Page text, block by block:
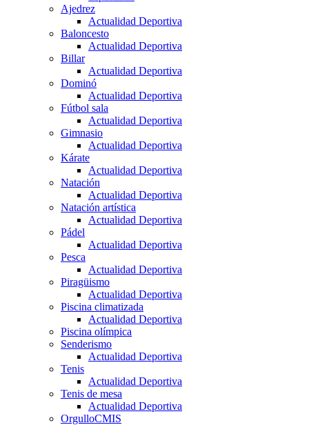
Ajedrez
Actualidad Deportiva
Baloncesto
Actualidad Deportiva
Billar
Actualidad Deportiva
Dominó
Actualidad Deportiva
Fútbol sala
Actualidad Deportiva
Gimnasio
Actualidad Deportiva
Kárate
Actualidad Deportiva
Natación
Actualidad Deportiva
Natación artística
Actualidad Deportiva
Pádel
Actualidad Deportiva
Pesca
Actualidad Deportiva
Piragüismo
Actualidad Deportiva
Piscina climatizada
Actualidad Deportiva
Piscina olímpica
Senderismo
Actualidad Deportiva
Tenis
Actualidad Deportiva
Tenis de mesa
Actualidad Deportiva
OrgulloCMIS